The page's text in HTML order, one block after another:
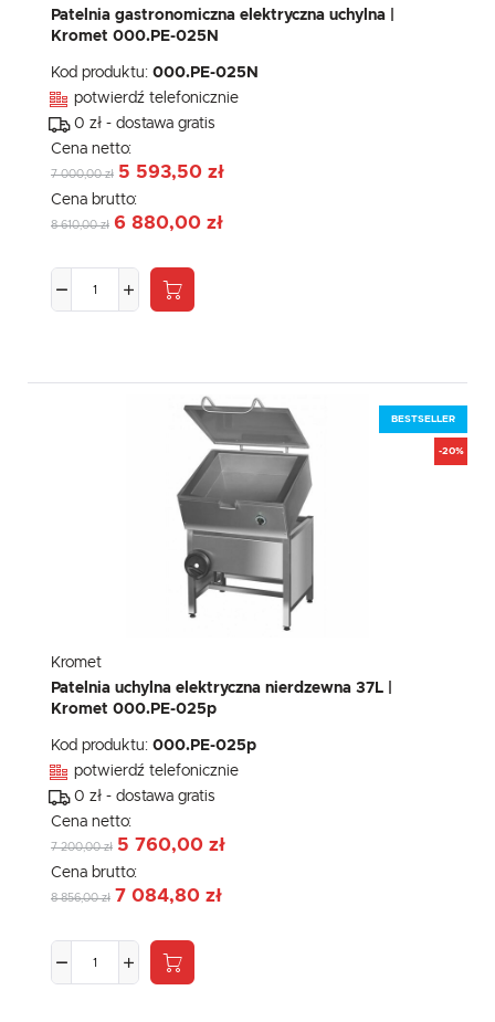
Patelnia gastronomiczna elektryczna uchylna |
Kromet 000.PE-025N
Kod produktu: 000.PE-025N
potwierdź telefonicznie
0 zł - dostawa gratis
Cena netto:
7 000,00 zł 5 593,50 zł
Cena brutto:
8 610,00 zł 6 880,00 zł
BESTSELLER
-20%
Kromet
Patelnia uchylna elektryczna nierdzewna 37L |
Kromet 000.PE-025p
Kod produktu: 000.PE-025p
potwierdź telefonicznie
0 zł - dostawa gratis
Cena netto:
7 200,00 zł 5 760,00 zł
Cena brutto:
8 856,00 zł 7 084,80 zł